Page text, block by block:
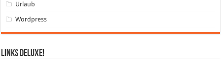
Urlaub
Wordpress
Links DeLuXe!